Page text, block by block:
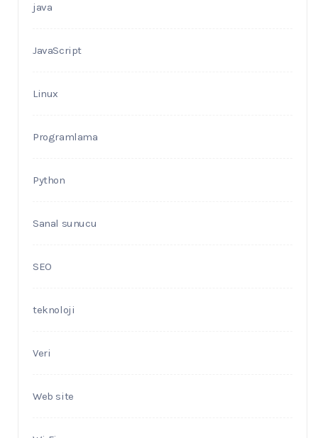
java
JavaScript
Linux
Programlama
Python
Sanal sunucu
SEO
teknoloji
Veri
Web site